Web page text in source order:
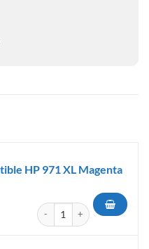
HP 971 XL Magenta
quantité de Cartouche